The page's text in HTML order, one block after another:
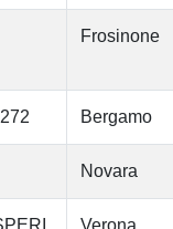
Frosinone
Bergamo
Novara
Verona